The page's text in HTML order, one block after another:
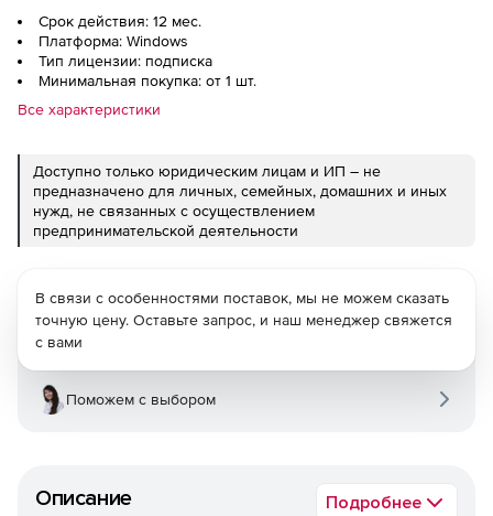
Срок действия: 12 мес.
Платформа: Windows
Тип лицензии: подписка
Минимальная покупка: от 1 шт.
Все характеристики
Доступно только юридическим лицам и ИП – не
предназначено для личных, семейных, домашних и иных
нужд, не связанных с осуществлением
предпринимательской деятельности
Описание Подробнее
В связи с особенностями поставок, мы не можем сказать
точную цену. Оставьте запрос, и наш менеджер свяжется
с вами
Поможем с выбором